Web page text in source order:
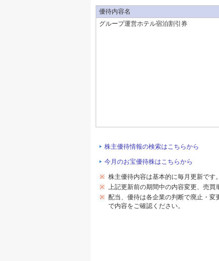
優待内容名
グループ運営ホテル宿泊割引券
株主優待情報の検索はこちらから
今月のお宝優待株はこちらから
※ 株主優待内容は基本的に毎月更新です。
※ 上記更新前の期間中の内容変更、売買
※ 配当、優待は各企業の判断で廃止・
で内容をご確認ください。